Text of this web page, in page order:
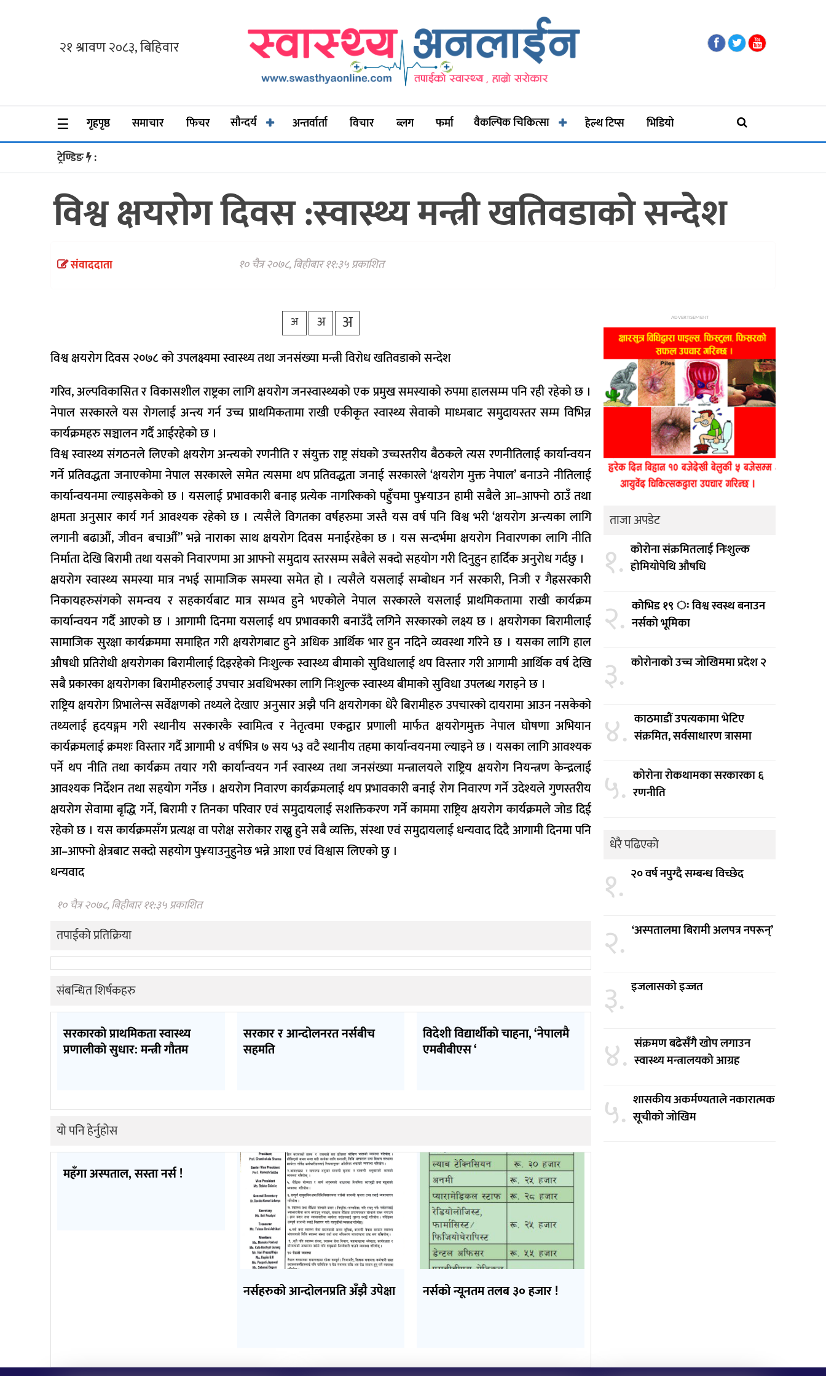
सौन्दर्य
अन्तर्वार्ता
☰ गृहपृष्ठ समाचार फिचर सौन्दर्य अन्तर्वार्ता विचार ब्लग फर्मा वैकल्पिक चिकित्सा हेल्थ टिप्स
भिडियो
ट्रेण्डिङ :
विश्व क्षयरोग दिवस :स्वास्थ्य मन्त्री खतिवडाको सन्देश
संवाददाता १० चैत्र २०७८, बिहीबार ११:३५ प्रकाशित
अ अ अ
विश्व क्षयरोग दिवस २०७८ को उपलक्ष्यमा स्वास्थ्य तथा जनसंख्या मन्त्री विरोध खतिवडाको सन्देश
गरिव, अल्पविकासित र विकासशील राष्ट्रका लागि क्षयरोग जनस्वास्थ्यको एक प्रमुख समस्याको रुपमा हालसम्म पनि रही रहेको छ ।
नेपाल सरकारले यस रोगलाई अन्त्य गर्न उच्च प्राथमिकतामा राखी एकीकृत स्वास्थ्य सेवाको माध्मबाट समुदायस्तर सम्म विभिन्न
कार्यक्रमहरु सञ्चालन गर्दै आईरहेको छ ।
विश्व स्वास्थ्य संगठनले लिएको क्षयरोग अन्त्यको रणनीति र संयुक्त राष्ट्र संघको उच्चस्तरीय बैठकले त्यस रणनीतिलाई कार्यान्वयन
गर्ने प्रतिवद्धता जनाएकोमा नेपाल सरकारले समेत त्यसमा थप प्रतिवद्धता जनाई सरकारले ‘क्षयरोग मुक्त नेपाल’ बनाउने नीतिलाई
कार्यान्वयनमा ल्याइसकेको छ । यसलाई प्रभावकारी बनाइ प्रत्येक नागरिकको पहुँचमा पु¥याउन हामी सबैले आ–आफ्नो ठाउँ तथा
क्षमता अनुसार कार्य गर्न आवश्यक रहेको छ । त्यसैले विगतका वर्षहरुमा जस्तै यस वर्ष पनि विश्व भरी ‘क्षयरोग अन्त्यका लागि
लगानी बढाऔं, जीवन बचाऔं” भन्ने नाराका साथ क्षयरोग दिवस मनाईरहेका छ । यस सन्दर्भमा क्षयरोग निवारणका लागि नीति
निर्माता देखि बिरामी तथा यसको निवारणमा आ आफ्नो समुदाय स्तरसम्म सबैले सक्दो सहयोग गरी दिनुहुन हार्दिक अनुरोध गर्दछु ।
क्षयरोग स्वास्थ्य समस्या मात्र नभई सामाजिक समस्या समेत हो । त्यसैले यसलाई सम्बोधन गर्न सरकारी, निजी र गैह्रसरकारी
निकायहरुसंगको समन्वय र सहकार्यबाट मात्र सम्भव हुने भएकोले नेपाल सरकारले यसलाई प्राथमिकतामा राखी कार्यक्रम
कार्यान्वयन गर्दै आएको छ । आगामी दिनमा यसलाई थप प्रभावकारी बनाउँदै लगिने सरकारको लक्ष्य छ । क्षयरोगका बिरामीलाई
सामाजिक सुरक्षा कार्यक्रममा समाहित गरी क्षयरोगबाट हुने अधिक आर्थिक भार हुन नदिने व्यवस्था गरिने छ । यसका लागि हाल
औषधी प्रतिरोधी क्षयरोगका बिरामीलाई दिइरहेको निःशुल्क स्वास्थ्य बीमाको सुविधालाई थप विस्तार गरी आगामी आर्थिक वर्ष देखि
सबै प्रकारका क्षयरोगका बिरामीहरुलाई उपचार अवधिभरका लागि निःशुल्क स्वास्थ्य बीमाको सुविधा उपलब्ध गराइने छ ।
राष्ट्रिय क्षयरोग प्रिभालेन्स सर्वेक्षणको तथ्यले देखाए अनुसार अझै पनि क्षयरोगका धेरै बिरामीहरु उपचारको दायरामा आउन नसकेको
तथ्यलाई हृदयङ्गम गरी स्थानीय सरकारकै स्वामित्व र नेतृत्वमा एकद्वार प्रणाली मार्फत क्षयरोगमुक्त नेपाल घोषणा अभियान
कार्यक्रमलाई क्रमशः विस्तार गर्दै आगामी ४ वर्षभित्र ७ सय ५३ वटै स्थानीय तहमा कार्यान्वयनमा ल्याइने छ । यसका लागि आवश्यक
पर्ने थप नीति तथा कार्यक्रम तयार गरी कार्यान्वयन गर्न स्वास्थ्य तथा जनसंख्या मन्त्रालयले राष्ट्रिय क्षयरोग नियन्त्रण केन्द्रलाई
आवश्यक निर्देशन तथा सहयोग गर्नेछ । क्षयरोग निवारण कार्यक्रमलाई थप प्रभावकारी बनाई रोग निवारण गर्ने उदेश्यले गुणस्तरीय
क्षयरोग सेवामा बृद्धि गर्ने, बिरामी र तिनका परिवार एवं समुदायलाई सशक्तिकरण गर्ने काममा राष्ट्रिय क्षयरोग कार्यक्रमले जोड दिई
रहेको छ । यस कार्यक्रमसँग प्रत्यक्ष वा परोक्ष सरोकार राख्नु हुने सबै व्यक्ति, संस्था एवं समुदायलाई धन्यवाद दिदै आगामी दिनमा पनि
आ–आफ्नो क्षेत्रबाट सक्दो सहयोग पु¥याउनुहुनेछ भन्ने आशा एवं विश्वास लिएको छु ।
धन्यवाद
१० चैत्र २०७८, बिहीबार ११:३५ प्रकाशित
तपाईको प्रतिक्रिया
संबन्धित शिर्षकहरु
सरकारको प्राथमिकता स्वास्थ्य
प्रणालीको सुधार: मन्त्री गौतम
सरकार र आन्दोलनरत नर्सबीच
सहमति
विदेशी विद्यार्थीको चाहना, ‘नेपालमै
एमबीबीएस ‘
यो पनि हेर्नुहोस
महँगा अस्पताल, सस्ता नर्स !
नर्सहरुको आन्दोलनप्रति अँझै उपेक्षा नर्सको न्यूनतम तलब ३० हजार !
ADVERTISEMENT
ताजा अपडेट
१. कोरोना संक्रमितलाई निःशुल्क
होमियोपेथि औषधि
२. कोेभिड १९ ः विश्व स्वस्थ बनाउन
नर्सको भूमिका
३. कोरोनाको उच्च जोखिममा प्रदेश २
४. काठमाडौं उपत्यकामा भेटिए
संक्रमित, सर्वसाधारण त्रासमा
५. कोरोना रोकथामका सरकारका ६
रणनीति
धेरै पढिएको
१. २० वर्ष नपुग्दै सम्बन्ध विच्छेद
२. ‘अस्पतालमा बिरामी अलपत्र नपरून्’
३. इजलासको इज्जत
४. संक्रमण बढेसँगै खोप लगाउन
स्वास्थ्य मन्त्रालयको आग्रह
५. शासकीय अकर्मण्यताले नकारात्मक
सूचीको जोखिम